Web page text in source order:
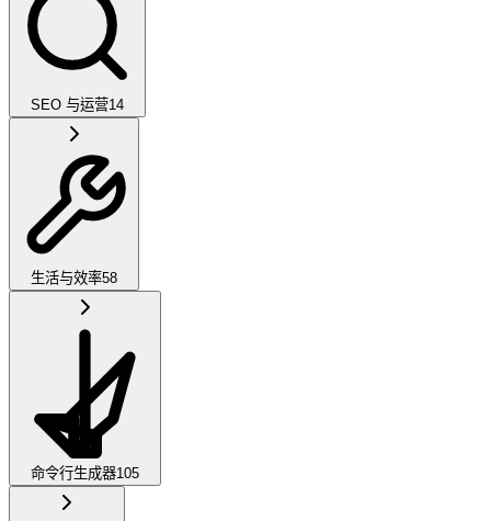
SEO 与运营14
生活与效率58
命令行生成器105